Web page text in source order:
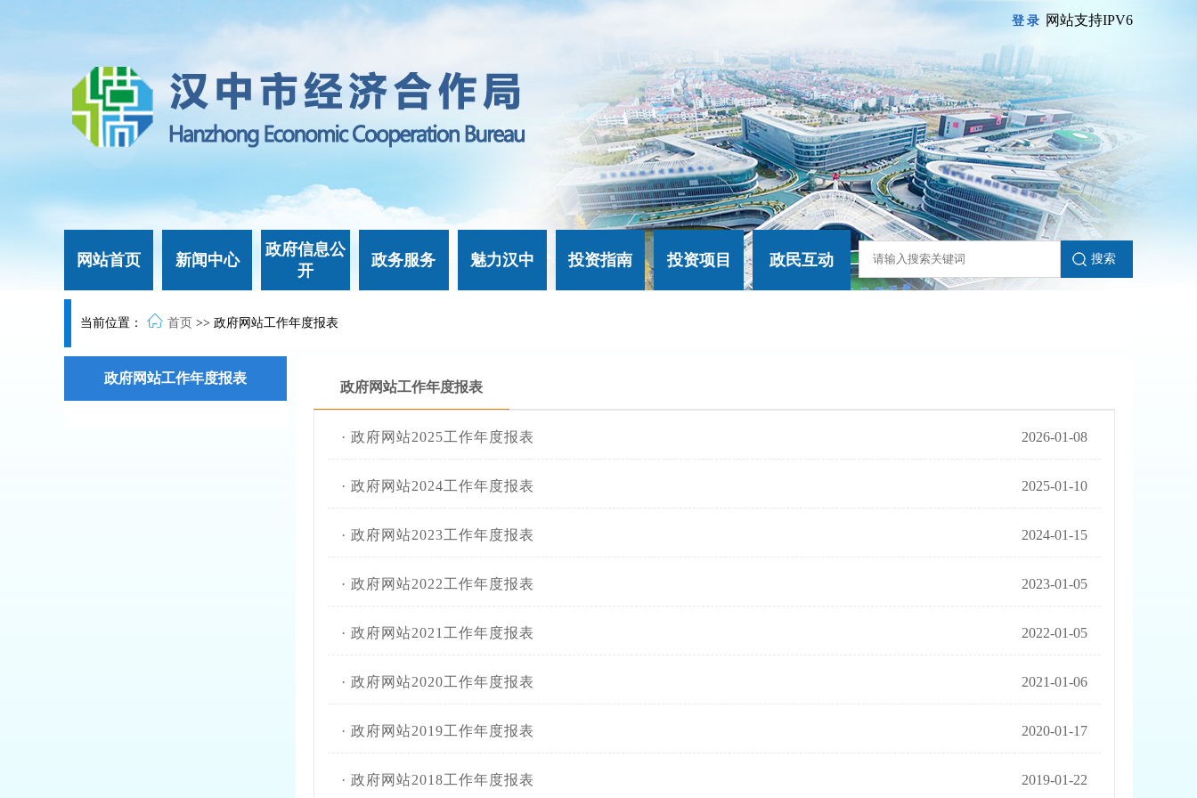
登录 网站支持IPV6
网站首页 新闻中心
政府信息公
开
政务服务 魅力汉中 投资指南 投资项目 政民互动
当前位置： 首页 >> 政府网站工作年度报表
政府网站工作年度报表
政府网站工作年度报表
· 政府网站2025工作年度报表 2026-01-08
· 政府网站2024工作年度报表 2025-01-10
· 政府网站2023工作年度报表 2024-01-15
· 政府网站2022工作年度报表 2023-01-05
· 政府网站2021工作年度报表 2022-01-05
· 政府网站2020工作年度报表 2021-01-06
· 政府网站2019工作年度报表 2020-01-17
· 政府网站2018工作年度报表 2019-01-22